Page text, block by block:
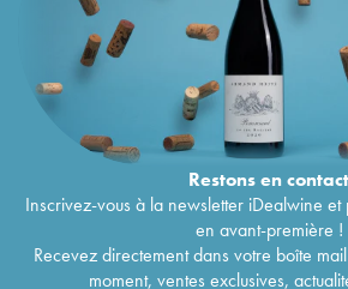
Restons encontact
Inscrivez-vous à la newsletter iDealwine
en avant-première !
Recevez directement dans votre boîte
moment, ventes exclusives,